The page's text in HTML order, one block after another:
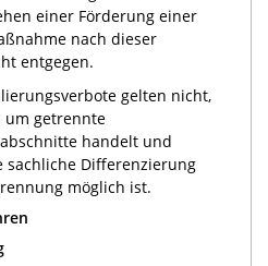
einer Förderung einer
nach dieser
entgegen.
gelten nicht,
um getrennte
handelt und
sachliche Differenzierung
möglich ist.